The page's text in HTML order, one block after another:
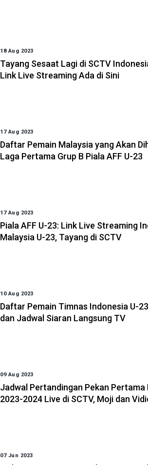
18 Aug 2023
Tayang Sesaat Lagi di SCTV
Link Live Streaming Ada di Sini
17 Aug 2023
Daftar Pemain Malaysia yang Akan
Laga Pertama Grup B Piala AFF U-23
17 Aug 2023
Piala AFF U-23: Link Live Streaming
Malaysia U-23, Tayang di SCTV
10 Aug 2023
Daftar Pemain Timnas Indonesia U-
dan Jadwal Siaran Langsung TV
09 Aug 2023
Jadwal Pertandingan Pekan Pertama
2023-2024 Live di SCTV, Moji dan
07 Jun 2023